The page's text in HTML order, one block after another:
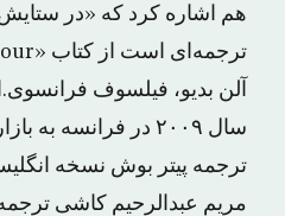
هم اشاره کرد که «در
آلن بدیو، فیلسوف
سال ۲۰۰۹ در فرانسه
ترجمه پیتر بوش نسخه
مریم عبدالرحیم کاشی